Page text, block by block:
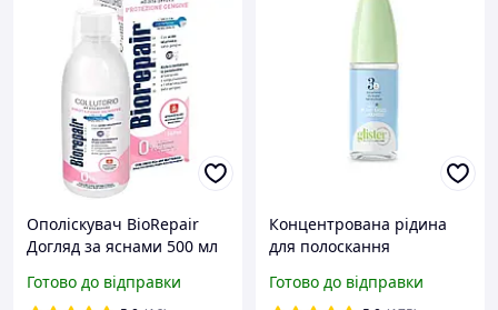
Ополіскувач BioRepair
Догляд за яснами 500 мл
Готово до відправки
Концентрована рідина
для полоскання
Готово до відправки